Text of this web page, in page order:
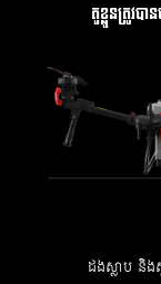
តួខ្លួនត្រូវប
ដងស្លាប និង